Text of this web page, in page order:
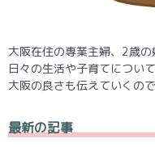
大阪在住の専業主婦、2歳の
日々の生活や子育てについ
大阪の良さも伝えていくの
最新の記事